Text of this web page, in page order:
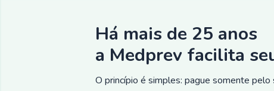
Há mais de 25 anos
a Medprev facilita
O princípio é simples: pague somente